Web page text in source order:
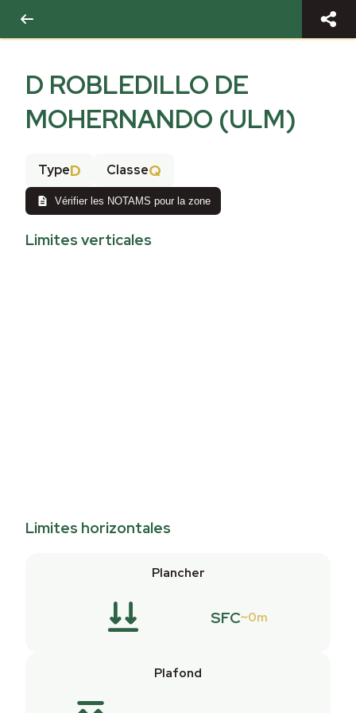
D ROBLEDILLO DE
MOHERNANDO (ULM)
TypeD ClasseQ
Vérifier les NOTAMS pour la zone
Limites verticales
Limites horizontales
Plancher
SFC 0m
Plafond